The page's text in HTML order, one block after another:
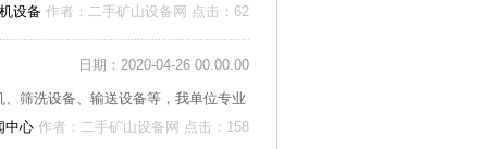
设备 作者：二手矿山设备网 点击：62
日期：2020-04-26 00.00.00
筛洗设备、输送设备等，我单位专业
中心 作者：二手矿山设备网 点击：158